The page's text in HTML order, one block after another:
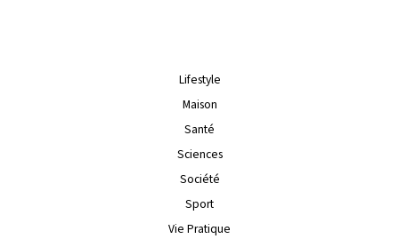
Lifestyle
Maison
Santé
Sciences
Société
Sport
Vie Pratique